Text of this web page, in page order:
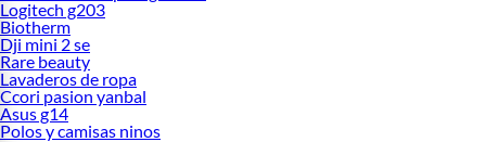
Logitech g203
Biotherm
Dji mini 2 se
Rare beauty
Lavaderos de ropa
Ccori pasion yanbal
Asus g14
Polos y camisas ninos